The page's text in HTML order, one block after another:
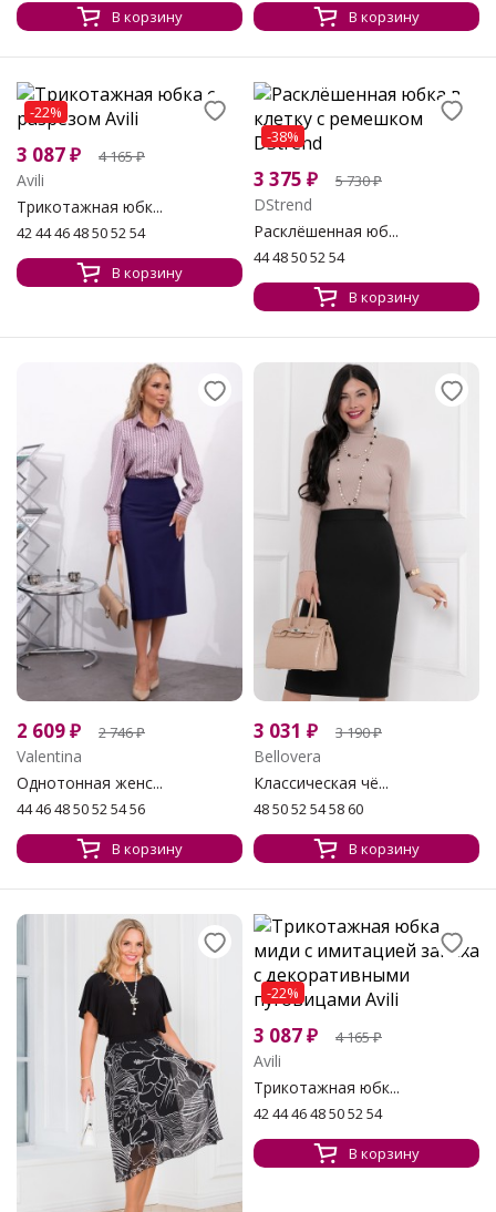
В корзину
В корзину
-22%
3 087₽ 4 165₽
Avili
Трикотажная юбк...
42 44 46 48 50 52 54
В корзину
-38%
3 375 ₽ 5 730₽
DStrend
Расклёшенная юб...
44 48 50 52 54
В корзину
2 609₽ 2 746₽
Valentina
Однотонная женс...
44 46 48 50 52 54 56
В корзину
3 031 ₽ 3 190₽
Bellovera
Классическая чё...
48 50 52 54 58 60
В корзину
-22%
3 087₽ 4 165₽
Avili
Трикотажная юбк...
42 44 46 48 50 52 54
В корзину